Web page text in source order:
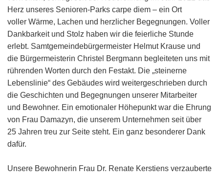
Herz unseres Senioren-Parks carpe diem – ein Ort
voller Wärme, Lachen und herzlicher Begegnungen. Voller
Dankbarkeit und Stolz haben wir die feierliche Stunde
erlebt. Samtgemeindebürgermeister Helmut Krause und
die Bürgermeisterin Christel Bergmann begleiteten uns mit
rührenden Worten durch den Festakt. Die „steinerne
Lebenslinie“ des Gebäudes wird weitergeschrieben durch
die Geschichten und Begegnungen unserer Mitarbeiter
und Bewohner. Ein emotionaler Höhepunkt war die Ehrung
von Frau Damazyn, die unserem Unternehmen seit über
25 Jahren treu zur Seite steht. Ein ganz besonderer Dank
dafür.
Unsere Bewohnerin Frau Dr. Renate Kerstiens verzauberte